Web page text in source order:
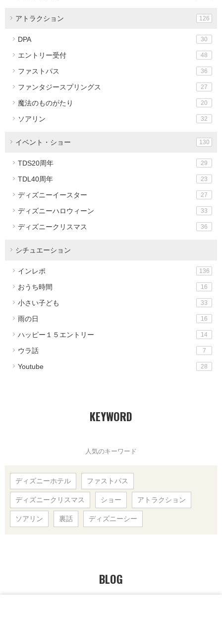
アトラクション 126
DPA 30
エントリー受付 48
ファストパス 36
ファンタジースプリングス 27
魔法のものがたり 20
ソアリン 32
イベント・ショー 130
TDS20周年 29
TDL40周年 23
ディズニーイースター 27
ディズニーハロウィーン 33
ディズニークリスマス 36
シチュエーション
インレポ 136
おうち時間 16
小さい子ども 33
雨の日 16
ハッピー１５エントリー 14
ウラ話 7
Youtube 28
KEYWORD
人気のキーワード
ディズニーホテル ファストパス
ディズニークリスマス ショー アトラクション
ソアリン 裏話 ディズニーシー
BLOG